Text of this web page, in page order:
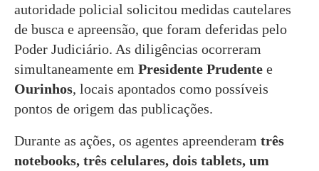
autoridade policial solicitou medidas cautelares
de busca e apreensão, que foram deferidas pelo
Poder Judiciário. As diligências ocorreram
simultaneamente em Presidente Prudente e
Ourinhos, locais apontados como possíveis
pontos de origem das publicações.
Durante as ações, os agentes apreenderam três
notebooks, três celulares, dois tablets, um